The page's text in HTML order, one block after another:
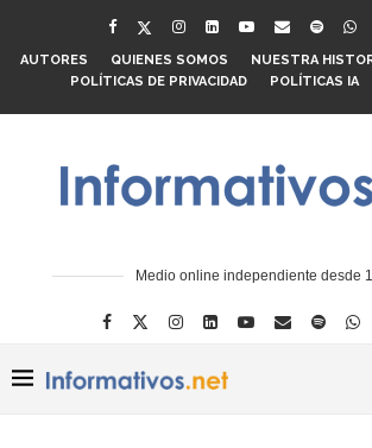
AUTORES QUIENES SOMOS NUESTRA
POLÍTICAS DE PRIVACIDAD
POLÍTICAS IA
Medio online independiente desde